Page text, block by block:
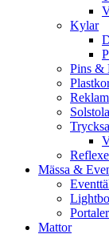
Kylar
Pins &
Mässa &
Portaler
Mattor